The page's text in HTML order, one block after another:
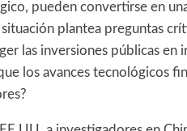
pueden convertirse en
plantea preguntas
las inversiones públicas en
los avances tecnológicos